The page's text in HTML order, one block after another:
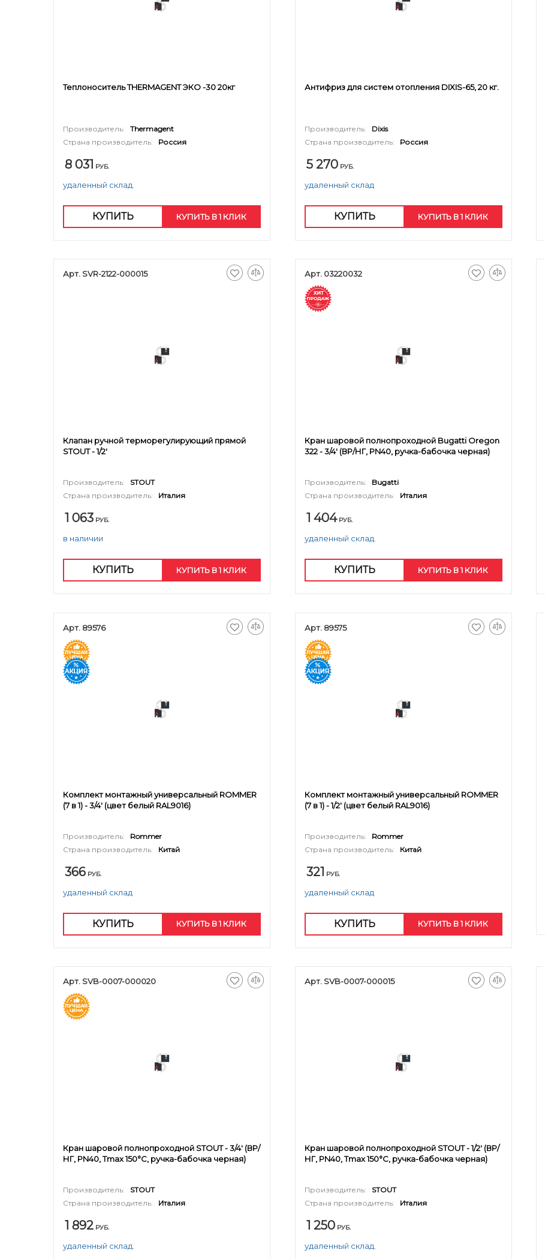
Теплоноситель THERMAGENT ЭКО -30 20кг
Производитель:
Thermagent
Страна производитель:
Россия
8 031 РУБ.
удаленный склад.
КУПИТЬ КУПИТЬ В 1 КЛИК
Антифриз для систем отопления DIXIS-65, 20 кг.
Производитель:
Dixis
Страна производитель:
Россия
5 270 РУБ.
удаленный склад
КУПИТЬ КУПИТЬ В 1 КЛИК
Арт. SVR-2122-000015
Клапан ручной терморегулирующий прямой
STOUT - 1/2'
Производитель:
STOUT
Страна производитель:
Италия
1 063 РУБ.
в наличии
КУПИТЬ КУПИТЬ В 1 КЛИК
Арт. 03220032
Кран шаровой полнопроходной Bugatti Oregon
322 - 3/4' (ВР/НГ, PN40, ручка-бабочка черная)
Производитель:
Bugatti
Страна производитель:
Италия
1 404 РУБ.
удаленный склад.
КУПИТЬ КУПИТЬ В 1 КЛИК
Арт. 89576
Комплект монтажный универсальный ROMMER
(7 в 1) - 3/4' (цвет белый RAL9016)
Производитель:
Rommer
Страна производитель:
Китай
366 РУБ.
удаленный склад
КУПИТЬ КУПИТЬ В 1 КЛИК
Арт. 89575
Комплект монтажный универсальный ROMMER
(7 в 1) - 1/2' (цвет белый RAL9016)
Производитель:
Rommer
Страна производитель:
Китай
321 РУБ.
удаленный склад
КУПИТЬ КУПИТЬ В 1 КЛИК
Арт. SVB-0007-000020
Кран шаровой полнопроходной STOUT - 3/4' (ВР/
НГ, PN40, Tmax 150°С, ручка-бабочка черная)
Производитель:
STOUT
Страна производитель:
Италия
1 892 РУБ.
удаленный склад.
Арт. SVB-0007-000015
Кран шаровой полнопроходной STOUT - 1/2' (ВР/
НГ, PN40, Tmax 150°С, ручка-бабочка черная)
Производитель:
STOUT
Страна производитель:
Италия
1 250 РУБ.
удаленный склад.